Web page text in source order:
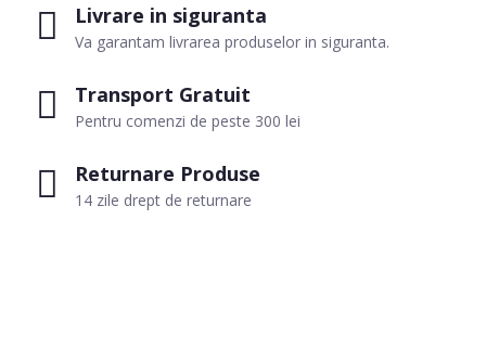
Livrare in siguranta
Va garantam livrarea produselor in siguranta.
Transport Gratuit
Pentru comenzi de peste 300 lei
Returnare Produse
14 zile drept de returnare